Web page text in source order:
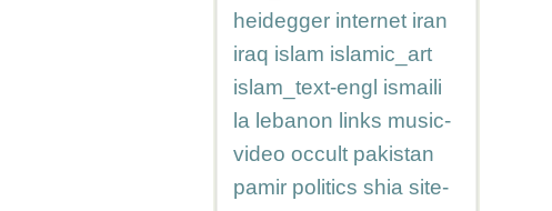
heidegger internet iran
iraq islam islamic_art
islam_text-engl ismaili
la lebanon links music-
video occult pakistan
pamir politics shia site-